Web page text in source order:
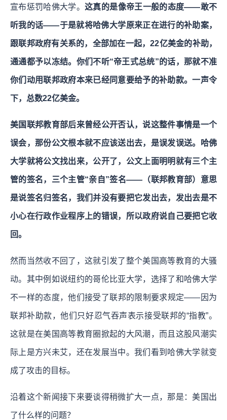
宣布惩罚哈佛大学。这真的是像帝王一般的态度——敢不
听我的话——于是就将哈佛大学原来正在进行的补助案，
跟联邦政府有关系的，全部加在一起，22亿美金的补助，
通通都予以冻结。你们不听“帝王式总统”的话，那就不准
你们动用联邦政府本来已经同意要给予的补助款。一声令
下，总数22亿美金。
美国联邦教育部后来曾经公开否认，说这整件事情是一个
误会，那份公文根本就不应该送出去，是误发误送。哈佛
大学就将公文找出来，公开了，公文上面明明就有三个主
管的签名，三个主管“亲自”签名——（联邦教育部）意思
是说签名归签名，我们并没有要把它发出去，发出去是不
小心在行政作业程序上的错误，所以政府说自己要把它收
回。
然而当然收不回了，这就引发了整个美国高等教育的大骚
动。其中例如说纽约的哥伦比亚大学，选择了和哈佛大学
不一样的态度，他们接受了联邦的限制要求规定——因为
联邦补助款，他们只好忍气吞声表示接受联邦的“指教”。
这就是在美国高等教育圈掀起的大风潮，而且这股风潮实
际上是方兴未艾，还在发展当中。我们看到哈佛大学就变
成了攻击的目标。
沿着这个新闻接下来要谈得稍微扩大一点，那是：美国出
了什么样的问题？